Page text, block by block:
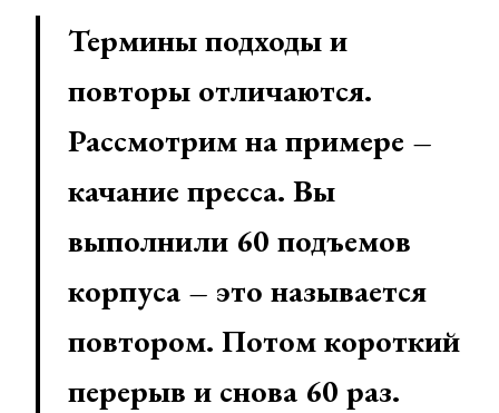
Термины подходы и
повторы отличаются.
Рассмотрим на примере –
качание пресса. Вы
выполнили 60 подъемов
корпуса – это называется
повтором. Потом короткий
перерыв и снова 60 раз.